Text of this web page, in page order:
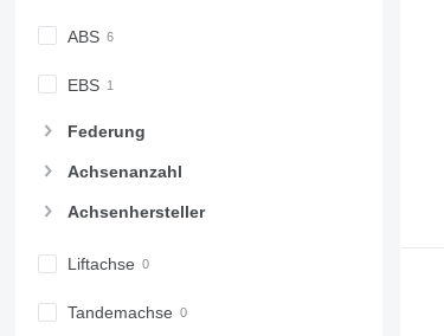
ABS
EBS
Federung
Achsenanzahl
Achsenhersteller
Liftachse
Tandemachse